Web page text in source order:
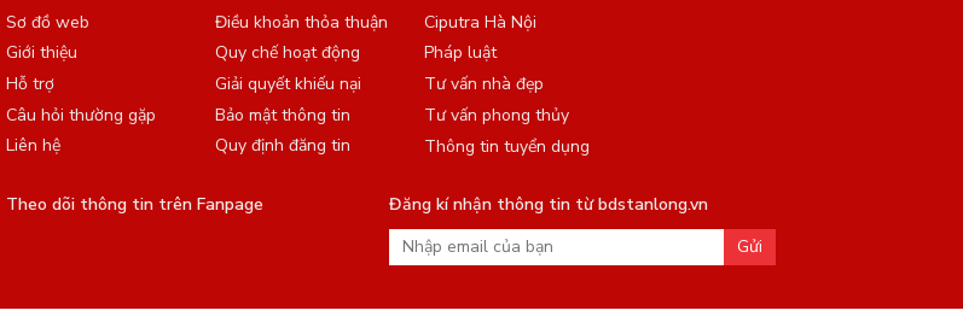
Sơ đồ web
Giới thiệu
Hỗ trợ
Câu hỏi thường gặp
Liên hệ
Điều khoản thỏa thuận
Quy chế hoạt động
Giải quyết khiếu nại
Bảo mật thông tin
Quy định đăng tin
Ciputra Hà Nội
Pháp luật
Tư vấn nhà đẹp
Tư vấn phong thủy
Thông tin tuyển dụng
Theo dõi thông tin trên Fanpage
Đăng kí nhận thông tin từ bdstanlong.vn
Gửi